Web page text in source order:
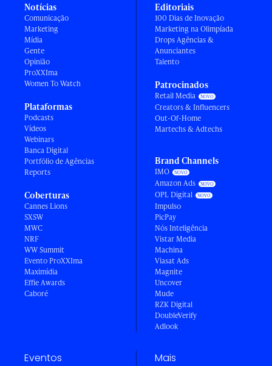
Notícias
Comunicação
Marketing
Mídia
Gente
Opinião
ProXXIma
Women To Watch
Plataformas
Podcasts
Vídeos
Webinars
Banca Digital
Portfólio de Agências
Reports
Coberturas
Cannes Lions
SXSW
MWC
NRF
WW Summit
Evento ProXXIma
Maximídia
Effie Awards
Caboré
Editoriais
100 Dias de Inovação
Marketing na Olimpíada
Drops Agências &
Anunciantes
Talento
Patrocinados
Retail Media
Creators & Influencers
Out-Of-Home
Martechs & Adtechs
Brand Channels
IMO
Amazon Ads
OPL Digital
Impulso
PicPay
Nós Inteligência
Vistar Media
Machina
Viasat Ads
Magnite
Uncover
Mude
RZK Digital
DoubleVerify
Adlook
Eventos Mais